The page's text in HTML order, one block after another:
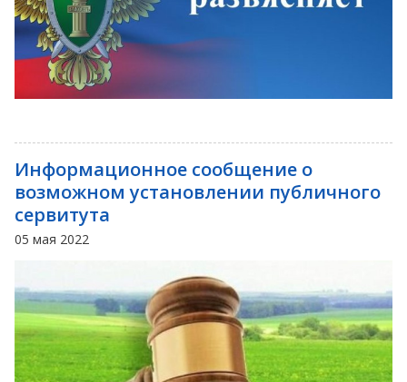
Информационное сообщение о
возможном установлении публичного
сервитута
05 мая 2022